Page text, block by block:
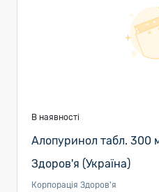
В наявності
Алопуринол табл. 300
Здоров'я (Україна)
Корпорація Здоров'я